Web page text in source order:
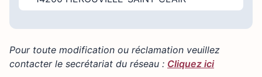
Pour toute modification ou réclamation veuillez
contacter le secrétariat du réseau : Cliquez ici